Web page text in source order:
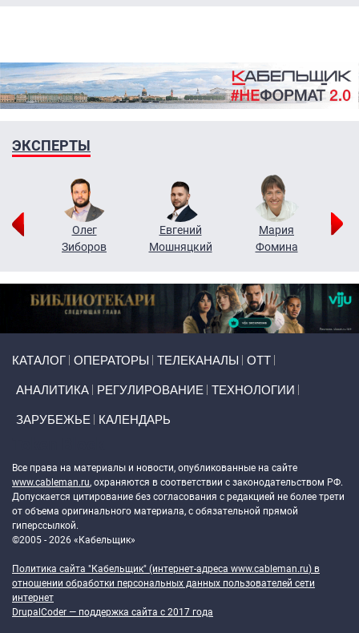
ЭКСПЕРТЫ
Олег
Зиборов
Евгений
Мошняцкий
Мария
Фомина
КАТАЛОГ ОПЕРАТОРЫ ТЕЛЕКАНАЛЫ ОТТ
АНАЛИТИКА РЕГУЛИРОВАНИЕ ТЕХНОЛОГИИ
ЗАРУБЕЖЬЕ КАЛЕНДАРЬ
Все права на материалы и новости, опубликованные на сайте
www.cableman.ru, охраняются в соответствии с законодательством РФ.
Допускается цитирование без согласования с редакцией не более трети
от объема оригинального материала, с обязательной прямой
гиперссылкой.
©2005 - 2026 «Кабельщик»
Политика сайта "Кабельщик" (интернет-адреса www.cableman.ru) в
отношении обработки персональных данных пользователей сети
интернет
DrupalCoder — поддержка сайта c 2017 года